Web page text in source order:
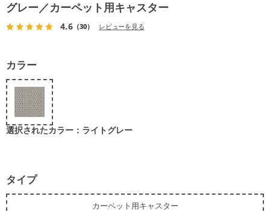
グレー／カーペット用キャスター
4.6（30） レビューを見る
カラー
選択されたカラー：ライトグレー
タイプ
カーペット用キャスター